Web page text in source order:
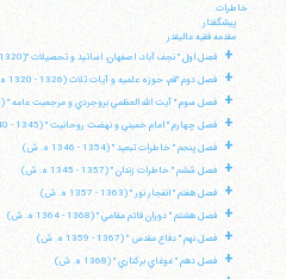
خاطرات
پيشگفتار
مقدمه فقيه عاليقدر
+ فصل اول " نجف آباد، اصفهان، اساتيد و تحصيلات "(1320 - 1301 ه. ش)
+ فصل دوم "قم، حوزه علميه و آيات ثلاث (1326 - 1320 ه. ش)"
+ فصل سوم " آيت الله العظمي بروجردي و مرجعيت عامه " (1340 - 1326 ه.ش)
+ فصل چهارم " امام خميني و نهضت روحانيت " (1345 - 1340 ه. ش)
+ فصل پنجم " خاطرات تبعيد " (1354 - 1346 ه. ش)
+ فصل ششم " خاطرات زندان " (1357 - 1345 ه. ش)
+ فصل هفتم " انفجار نور " (1363 - 1357 ه. ش)
+ فصل هشتم " دوران قائم مقامي " (1368 - 1364 ه. ش)
+ فصل نهم " دفاع مقدس " (1367 - 1359 ه. ش)
+ فصل دهم " غوغاي بركناري " (1368 ه. ش)